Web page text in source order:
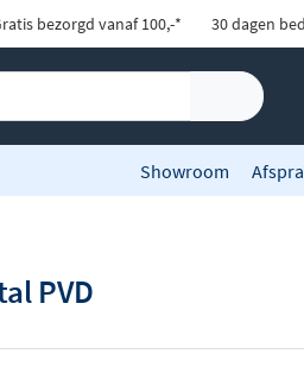
bezorgd vanaf 100,-* 30 dagen
Showroom
PVD